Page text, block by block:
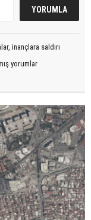
inançlara saldırı
yorumlar